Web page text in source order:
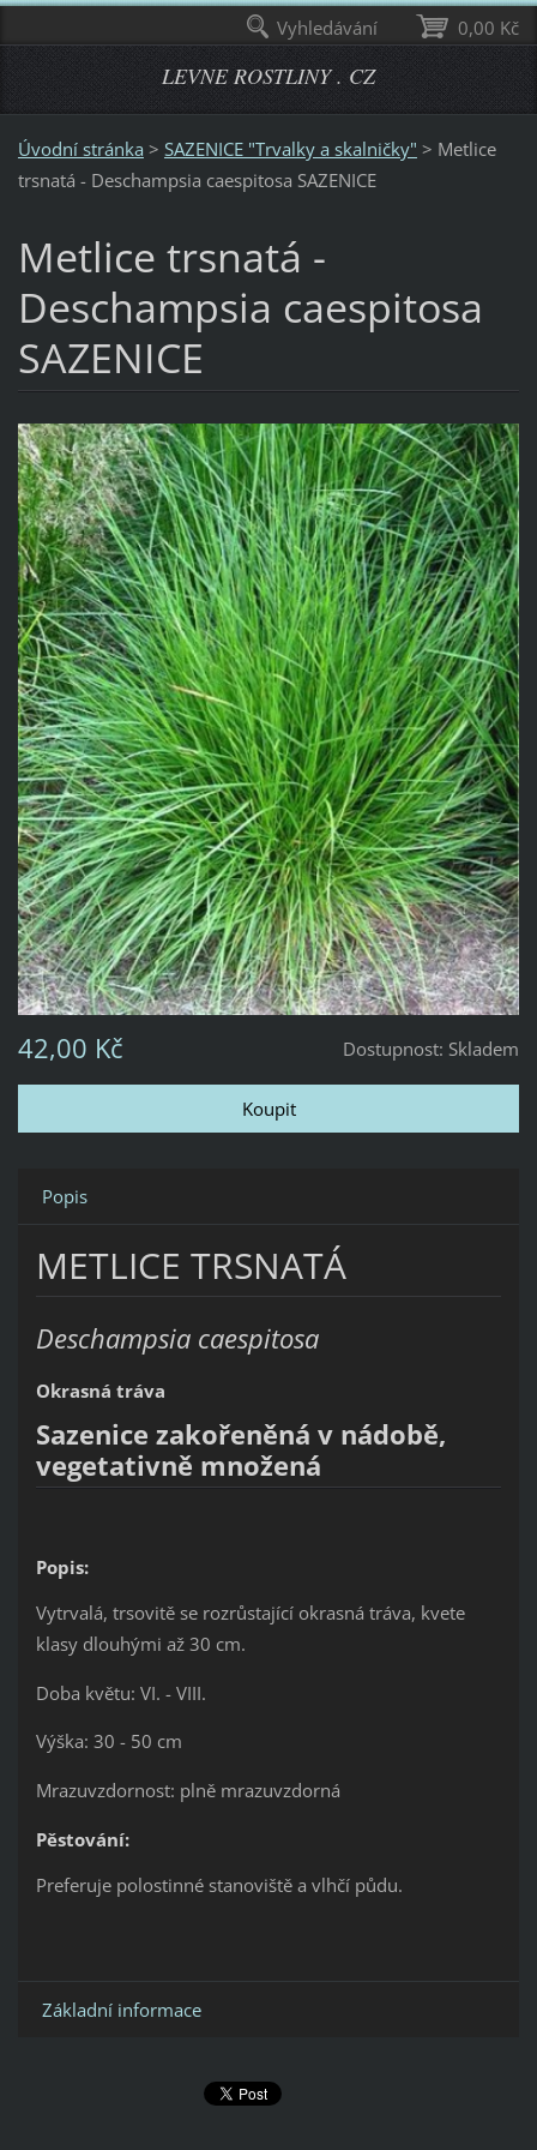
LEVNE ROSTLINY . CZ
Úvodní stránka > SAZENICE "Trvalky a skalničky" > Metlice
trsnatá - Deschampsia caespitosa SAZENICE
Metlice trsnatá -
Deschampsia caespitosa
SAZENICE
Dostupnost: Skladem
42,00 Kč
Popis
METLICE TRSNATÁ
Deschampsia caespitosa
Okrasná tráva
Sazenice zakořeněná v nádobě,
vegetativně množená
Popis:
Vytrvalá, trsovitě se rozrůstající okrasná tráva, kvete
klasy dlouhými až 30 cm.
Doba květu: VI. - VIII.
Výška: 30 - 50 cm
Mrazuvzdornost: plně mrazuvzdorná
Pěstování:
Preferuje polostinné stanoviště a vlhčí půdu.
Základní informace
0,00 Kč
Vyhledávání